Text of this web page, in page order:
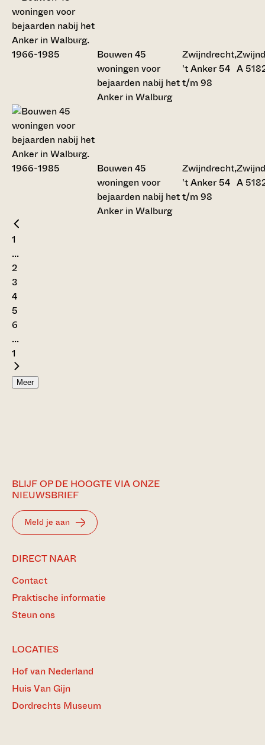
Bouwen 45
woningen voor
bejaarden nabij het
Anker in Walburg
Zwijndrecht,
't Anker 54
t/m 98
A
Bouwen 45
woningen voor
bejaarden nabij het
Anker in Walburg
Zwijndrecht,
't Anker 54
t/m 98
A
1
...
2
3
4
5
6
...
1
Meer
BLIJF OP DE HOOGTE VIA ONZE
NIEUWSBRIEF
Meld je aan
DIRECT NAAR
Contact
Praktische informatie
Steun ons
LOCATIES
Hof van Nederland
Huis Van Gijn
Dordrechts Museum